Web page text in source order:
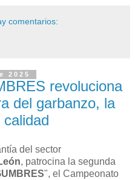
comentarios:
2025
revoluciona
del garbanzo, la
del sector
, patrocina la segunda
", el Campeonato